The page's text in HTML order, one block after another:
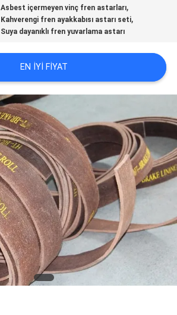
Asbest içermeyen vinç fren astarları,
Kahverengi fren ayakkabısı astarı seti,
Suya dayanıklı fren yuvarlama astarı
EN IYI FIYAT